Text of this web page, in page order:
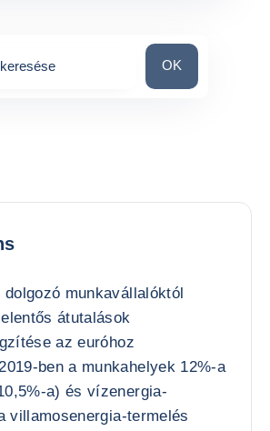
Ország keresése
OK
dolgozó munkavállalóktól
átutalások
az euróhoz
ben a munkahelyek 12%-a
a) és vízenergia-
villamosenergia-termelés